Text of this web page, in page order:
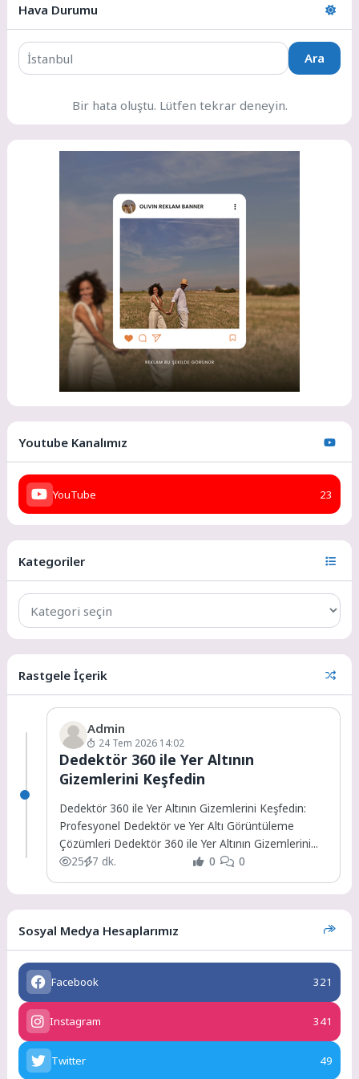
Hava Durumu
Ara
Bir hata oluştu. Lütfen tekrar deneyin.
Youtube Kanalımız
YouTube 23
Kategoriler
Rastgele İçerik
Admin
24 Tem 2026 14:02
Dedektör 360 ile Yer Altının
Gizemlerini Keşfedin
Dedektör 360 ile Yer Altının Gizemlerini Keşfedin:
Profesyonel Dedektör ve Yer Altı Görüntüleme
Çözümleri Dedektör 360 ile Yer Altının Gizemlerini...
25
7 dk. 0 0
Sosyal Medya Hesaplarımız
Facebook 321
Instagram 341
Twitter 49